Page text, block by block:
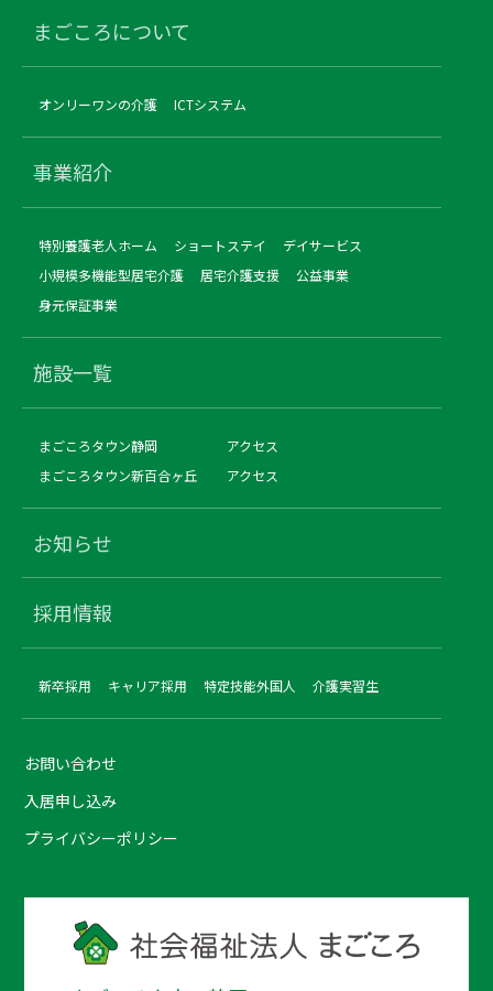
まごころについて
オンリーワンの介護 ICTシステム
事業紹介
特別養護老人ホーム ショートステイ
デイサービス
小規模多機能型居宅介護
居宅介護支援
公益事業
身元保証事業
施設一覧
まごころタウン静岡
アクセス
まごころタウン新百合ヶ丘
アクセス
お知らせ
採用情報
新卒採用 キャリア採用 特定技能外国人 介護実習生
お問い合わせ
入居申し込み
プライバシーポリシー